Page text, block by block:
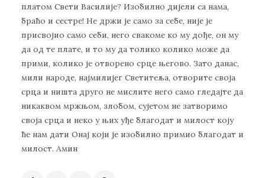
платом Свети Василије? Изобилно дијели са нама,
браћо и сестре! Не држи је само за себе, није је
присвојио само себи, него свакоме ко му дође, он му
да од те плате, и то му да толико колико може да
прими, колико је отворено срце његово. Зато данас,
мили народе, најмилијег Светитеља, отворите своја
срца и ништа друго не мислите него само гледајте да
никаквом мржњом, злобом, сујетом не затворимо
своја срца и неко у њих уђе благодат и милост коју
ће нам дати Онај који је изобилно примио благодат и
милост. Амин